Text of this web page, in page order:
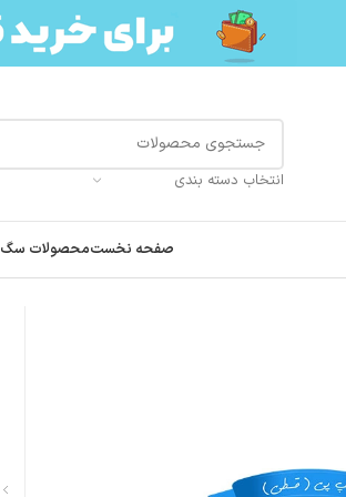
انتخاب دسته بندی
صفحه نخستمحصولات سگ